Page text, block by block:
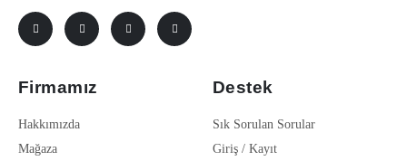
Firmamız
Hakkımızda
Mağaza
Destek
Sık Sorulan Sorular
Giriş / Kayıt